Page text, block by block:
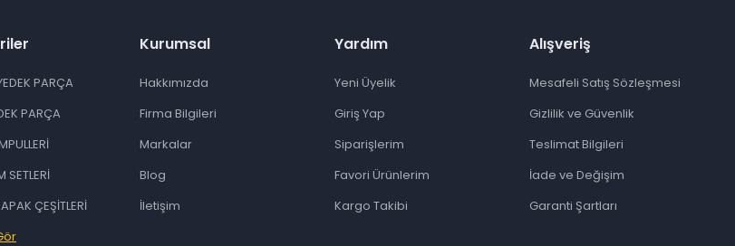
PARÇA
PARÇA
SETLERİ
ÇEŞİTLERİ
Kurumsal
Hakkımızda
Firma Bilgileri
Markalar
Blog
İletişim
Yardım
Yeni Üyelik
Giriş Yap
Siparişlerim
Favori Ürünlerim
Kargo Takibi
Alışveriş
Mesafeli Satış Sözleşmesi
Gizlilik ve Güvenlik
Teslimat Bilgileri
İade ve Değişim
Garanti Şartları